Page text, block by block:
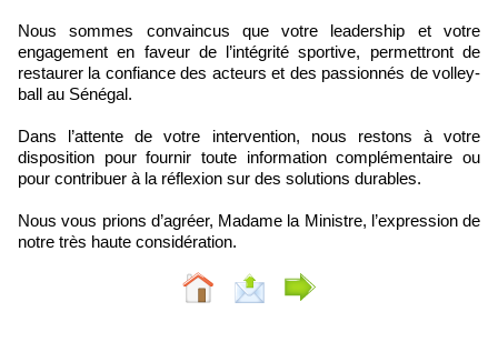
Nous sommes convaincus que votre leadership et votre
engagement en faveur de l’intégrité sportive, permettront de
restaurer la confiance des acteurs et des passionnés de volley-
ball au Sénégal.
Dans l’attente de votre intervention, nous restons à votre
disposition pour fournir toute information complémentaire ou
pour contribuer à la réflexion sur des solutions durables.
Nous vous prions d’agréer, Madame la Ministre, l’expression de
notre très haute considération.